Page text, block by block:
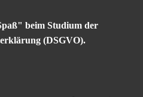
beim Studium der
(DSGVO).